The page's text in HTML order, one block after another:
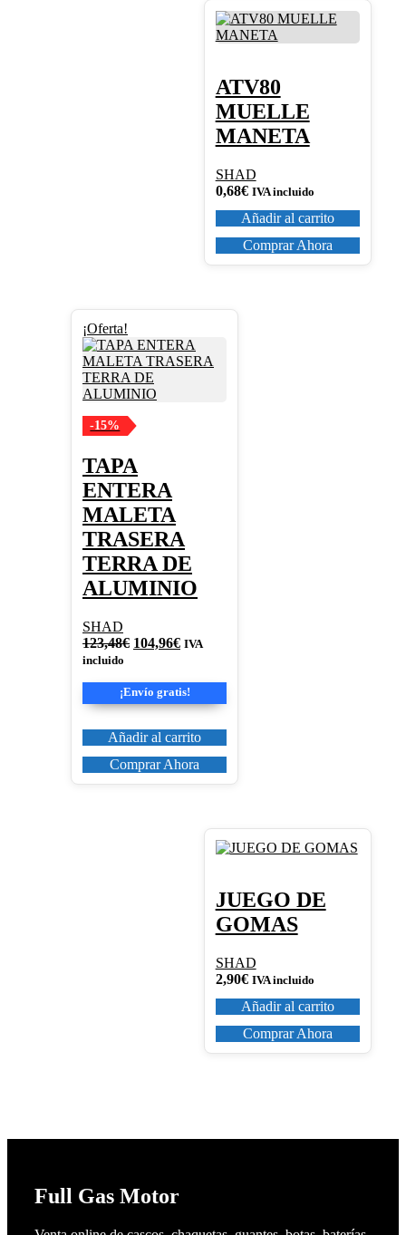
ATV80
MUELLE
MANETA
SHAD
0,68€ IVA incluido
Añadir al carrito
Comprar Ahora
¡Oferta!
-15%
TAPA
ENTERA
MALETA
TRASERA
TERRA DE
ALUMINIO
SHAD
123,48€ El
era:
123,48€.
104,96€El
es:
104,96€.
IVA
incluido
¡Envío gratis!
Añadir al carrito
Comprar Ahora
JUEGO DE
GOMAS
SHAD
2,90€ IVA incluido
Añadir al carrito
Comprar Ahora
Full Gas Motor